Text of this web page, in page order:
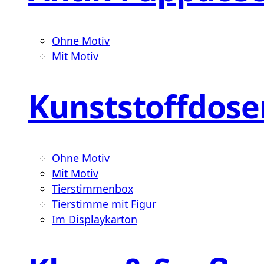
Ohne Motiv
Mit Motiv
Ohne Motiv
Mit Motiv
Tierstimmenbox
Tierstimme mit Figur
Im Displaykarton